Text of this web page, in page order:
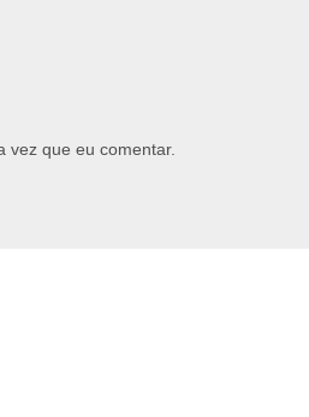
vez que eu comentar.